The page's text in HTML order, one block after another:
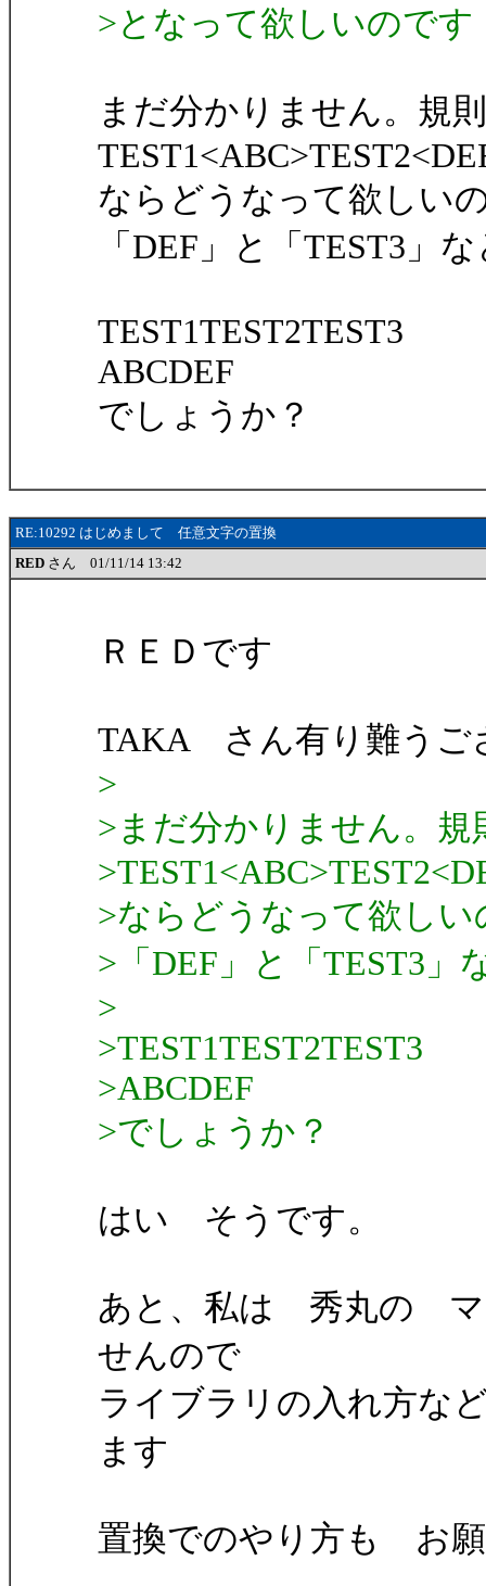
>となって欲しいのです
まだ分かりません。規
ならどうなって欲しい
「DEF」と「TEST3」
TEST1TEST2TEST3
ABCDEF
でしょうか？
RE:10292 はじめまして 任意文字の置換
RED さん 01/11/14 13:42
ＲＥＤです
TAKA さん有り難うご
>
>まだ分かりません。
>ならどうなって欲しい
>「DEF」と「TEST3」
>
>TEST1TEST2TEST3
>ABCDEF
>でしょうか？
はい そうです。
あと、私は 秀丸の マ
せんので
ライブラリの入れ方
ます
置換でのやり方も お